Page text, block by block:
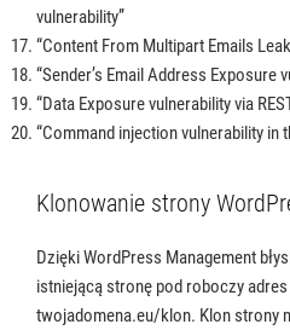
vulnerability”
“Content From Multipart Emails
“Sender’s Email Address Exposure
“Data Exposure vulnerability via
“Command injection vulnerability in
Klonowanie strony
Dzięki WordPress Management
istniejącą stronę pod roboczy adres
twojadomena.eu/klon. Klon strony